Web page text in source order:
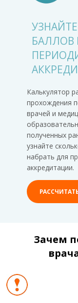
Калькулятор
прохождения
врачей и
полученных
узнайте
набрать для
аккредитации.
Зачем